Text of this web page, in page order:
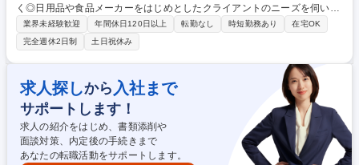
く◎日用品や食品メーカーをはじめとしたクライアントのニーズを伺い、
モニター会員へ試供品をお試しいただきます。その後試供品についてのW
EBアンケートを配信～回答データ回収・チェック。 消費者の声をデータ
としてクライアントへ納品します！ 【仕事の流れ☆】1.調査概要、スケジ
ュールの確認 2.アンケート画面の修正 3.アンケート配信～ターゲット選定
4.外注先やパートスタッフに試供品の発送を指示出し5.新商品（試供品）
に関するアンケート配信 6.データ収集・試供品回収 募集職種 東京【マー
ケティングリサーチ】業界業種・未経験OK/フレックス/年休125日
業界未経験歓迎 年間休日120日以上 転勤なし 時短勤務あり
在宅OK
完全週休2日制
土日祝休み
求人探しから 入社まで
サポートします！
求人の紹介をはじめ、書類添削や
面談対策、内定後の手続きまで
あなたの転職活動をサポートします。